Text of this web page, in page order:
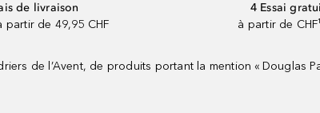
de livraison
partir de 49,95 CHF
4 Essai
à partir de
de l’Avent, de produits portant la mention « Douglas